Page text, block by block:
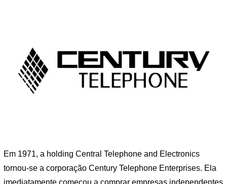
Em 1971, a holding Central Telephone and Electronics
tornou-se a corporação Century Telephone Enterprises. Ela